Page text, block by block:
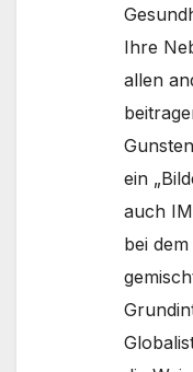
Ihre
allen
ein
auch
bei